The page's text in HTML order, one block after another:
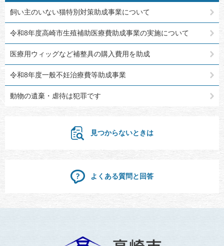
飼い主のいない猫特別対策助成事業について
令和8年度高崎市生殖補助医療費助成事業の実施について
医療用ウィッグなど補整具の購入費用を助成
令和8年度一般不妊治療費等助成事業
動物の遺棄・虐待は犯罪です
見つからないときは
よくある質問と回答